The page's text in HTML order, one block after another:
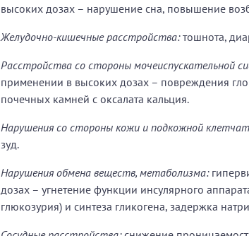
высоких дозах – нарушение сна, повышение
Желудочно-кишечные расстройства:тошнота,
Расстройства со стороны мочеиспускательной
применении в высоких дозах – повреждения
почечных камней с оксалата кальция.
Нарушения со стороны кожи и подкожной
зуд.
Нарушения обмена веществ, метаболизма:
дозах – угнетение функции инсулярного
глюкозурия) и синтеза гликогена, задержка